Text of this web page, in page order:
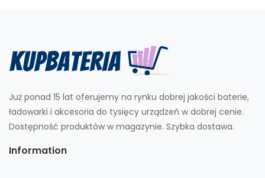
Już ponad 15 lat oferujemy na rynku dobrej jakości baterie,
ładowarki i akcesoria do tysięcy urządzeń w dobrej cenie.
Dostępność produktów w magazynie. Szybka dostawa.
Information